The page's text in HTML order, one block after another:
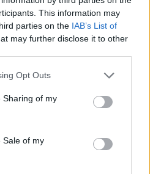
This information may
parties on the IAB’s List of
may further disclose it to other
Opt Outs
Sharing of my
Sale of my
tartalmazza: